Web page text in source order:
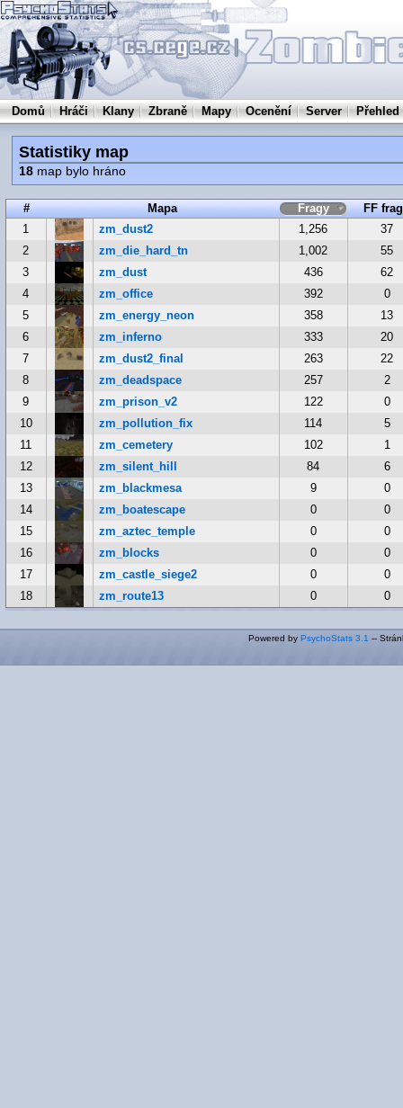
Domů Hráči Klany Zbraně Mapy Ocenění Server Přehled
Statistiky map
18map bylo hráno
# Mapa Fragy
FF
1
zm_dust2 1,256
37
2
zm_die_hard_tn 1,002
55
3
zm_dust 436
62
4
zm_office 392
0
5
zm_energy_neon 358
13
6
zm_inferno 333
20
7
zm_dust2_final 263
22
8
zm_deadspace 257
2
9
zm_prison_v2 122
0
10
zm_pollution_fix 114
5
11
zm_cemetery 102
1
12
zm_silent_hill 84
6
13
zm_blackmesa 9
0
14
zm_boatescape 0
0
15
zm_aztec_temple 0
0
16
zm_blocks 0
0
17
zm_castle_siege2 0
0
18
zm_route13 0 0
Powered by PsychoStats 3.1 --